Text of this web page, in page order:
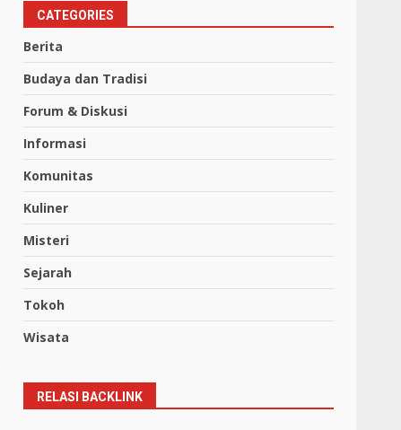
CATEGORIES
Berita
Budaya dan Tradisi
Forum & Diskusi
Informasi
Komunitas
Kuliner
Misteri
Sejarah
Tokoh
Wisata
RELASI BACKLINK